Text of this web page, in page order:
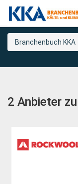
Branchenbuch KKA
2 Anbieter